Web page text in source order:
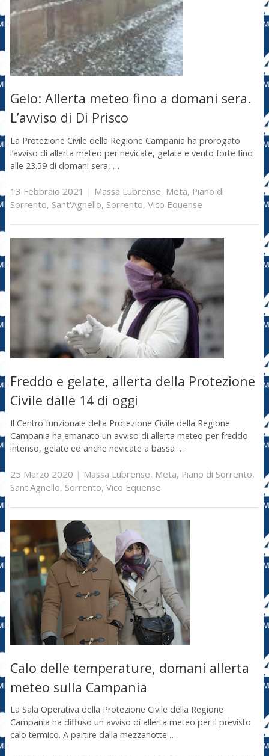
Gelo: Allerta meteo fino a domani sera.
L’avviso di Di Prisco
La Protezione Civile della Regione Campania ha prorogato
l’avviso di allerta meteo per nevicate, gelate e vento forte fino
alle 23.59 di domani sera, …
13 Febbraio 2021 | Massa Lubrense, Meta, Piano di
Sorrento, Sant'Agnello, Sorrento, Vico Equense
Freddo e gelate, allerta della Protezione
Civile dalle 14 di oggi
Il Centro funzionale della Protezione Civile della Regione
Campania ha emanato un avviso di allerta meteo per freddo
intenso, gelate ed anche nevicate a bassa …
25 Marzo 2020 | Massa Lubrense, Meta, Piano di Sorrento,
Sant'Agnello, Sorrento, Vico Equense
Calo delle temperature, domani allerta
meteo sulla Campania
La Sala Operativa della Protezione Civile della Regione
Campania ha diffuso un avviso di allerta meteo per il previsto
calo termico. A partire dalla mezzanotte …